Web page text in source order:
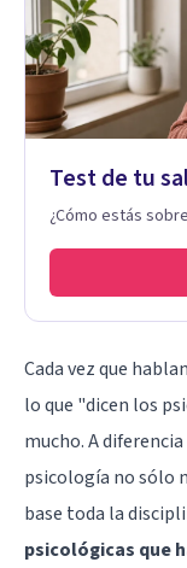
Test de tu
¿Cómo estás
Cada vez que
lo que "dicen los
mucho. A
psicología no sólo
base toda la
psicológicas que